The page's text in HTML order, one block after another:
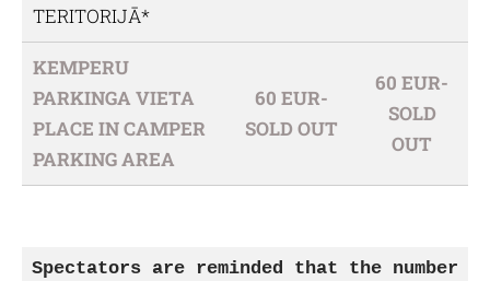
TERITORIJĀ*
KEMPERU
PARKINGA VIETA
PLACE IN CAMPER
PARKING AREA
60 EUR-
SOLD OUT
60 EUR-
SOLD
OUT
Spectators are reminded that the number